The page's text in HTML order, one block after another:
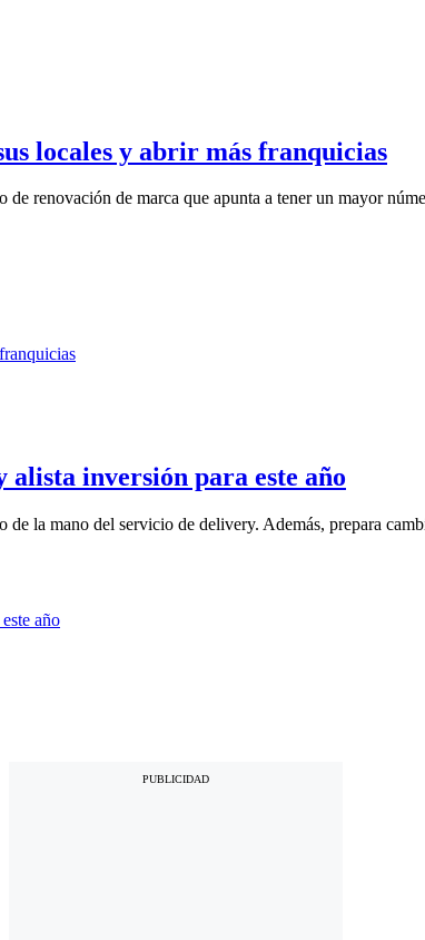
locales y abrir más franquicias
renovación de marca que apunta a tener un mayor
alista inversión para este año
la mano del servicio de delivery. Además, prepara